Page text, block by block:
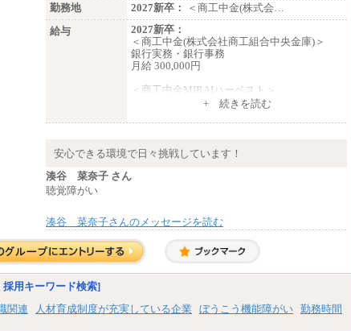
勤務地
2027新卒：
＜商工中金(株式会…
給与
2027新卒：
＜商工中金(株式会社商工組合中央金庫)＞
銀行実務・銀行事務
月給 300,000円
＜商工中金MIRAIハーベスト＞
※試用期間中も給与に変更はございません
+ 続きを読む
安心できる環境で日々挑戦しています！
湊谷 菜奈子 さん
聴覚障がい
湊谷 菜奈子さんのメッセージを読む
用キーワード検索]
関連 人材育成制度が充実している企業 ぼうこう機能障がい 勤務時間